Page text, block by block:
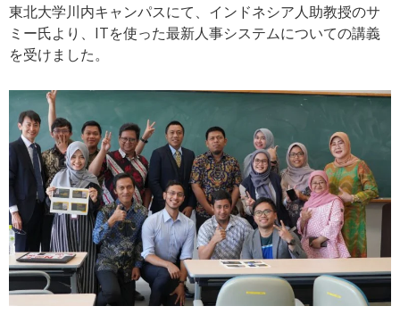
東北大学川内キャンパスにて、インドネシア人助教授のサ
ミー氏より、ITを使った最新人事システムについての講義
を受けました。